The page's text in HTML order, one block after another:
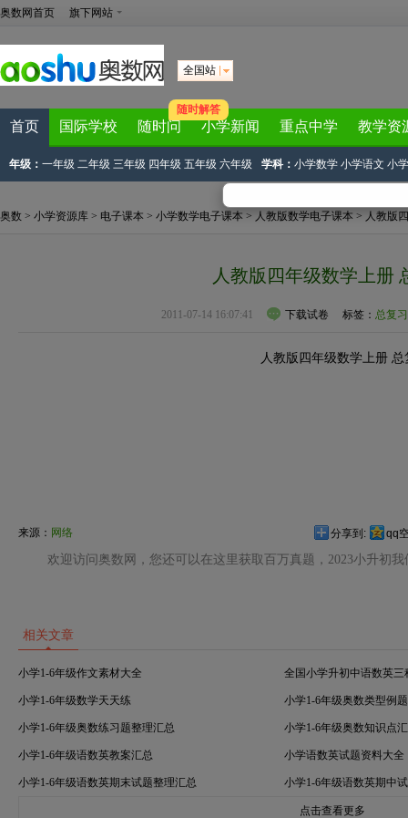
奥数网首页 旗下网站
全国站
首页 国际学校 随时问
随时解答
小学新闻 重点中学 教学资
年级： 一年级 二年级 三年级 四年级 五年级 六年级 学科： 小学数学 小学语文 小
奥数 > 小学资源库 > 电子课本 > 小学数学电子课本 > 人教版数学电子课本 > 人教版
人教版四年级数学上册
2011-07-14 16:07:41 下载试卷 标签： 总复习
人教版四年级数学上册 总
来源： 网络 分享到: qq
欢迎访问奥数网，您还可以在这里获取百万真题，2023小升初
相关文章
小学1-6年级作文素材大全 全国小学升初中语数英三
小学1-6年级数学天天练 小学1-6年级奥数类型例
小学1-6年级奥数练习题整理汇总 小学1-6年级奥数知识点
小学1-6年级语数英教案汇总 小学语数英试题资料大全
小学1-6年级语数英期末试题整理汇总 小学1-6年级语数英期中
点击查看更多